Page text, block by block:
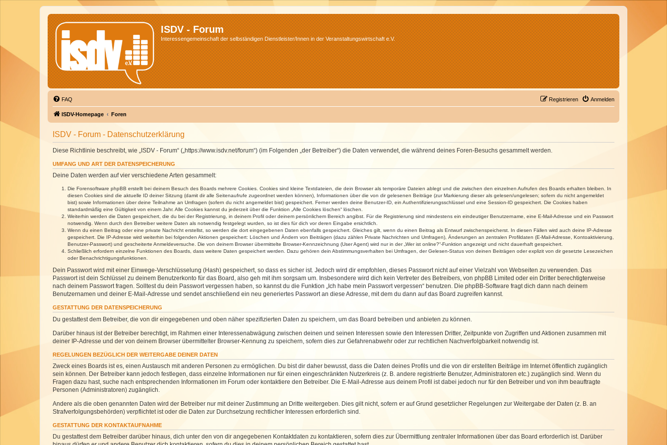
ISDV - Forum
Interessengemeinschaft der selbständigen Dienstleister/Innen in der Veranstaltungswirtschaft e.V.
FAQ Anmelden
Registrieren
ISDV-Homepage Foren
ISDV - Forum - Datenschutzerklärung
Diese Richtlinie beschreibt, wie „ISDV - Forum“ („https://www.isdv.net/forum“) (im Folgenden „der Betreiber“) die Daten verwendet, die während deines Foren-Besuchs gesammelt werden.
UMFANG UND ART DER DATENSPEICHERUNG
Deine Daten werden auf vier verschiedene Arten gesammelt:
Die Forensoftware phpBB erstellt bei deinem Besuch des Boards mehrere Cookies. Cookies sind kleine Textdateien, die dein Browser als temporäre Dateien ablegt und die zwischen den einzelnen Aufrufen des Boards erhalten bleiben. In
diesen Cookies sind die aktuelle ID deiner Sitzung (damit dir alle Seitenaufrufe zugeordnet werden können), Informationen über die von dir gelesenen Beiträge (zur Markierung dieser als gelesen/ungelesen; sofern du nicht angemeldet
bist) sowie Informationen über deine Teilnahme an Umfragen (sofern du nicht angemeldet bist) gespeichert. Ferner werden deine Benutzer-ID, ein Authentifizierungsschlüssel und eine Session-ID gespeichert. Die Cookies haben
standardmäßig eine Gültigkeit von einem Jahr. Alle Cookies kannst du jederzeit über die Funktion „Alle Cookies löschen“ löschen.
Weiterhin werden die Daten gespeichert, die du bei der Registrierung, in deinem Profil oder deinem persönlichem Bereich angibst. Für die Registrierung sind mindestens ein eindeutiger Benutzername, eine E-Mail-Adresse und ein Passwort
notwendig. Wenn durch den Betreiber weitere Daten als notwendig festgelegt wurden, so ist dies für dich vor deren Eingabe ersichtlich.
Wenn du einen Beitrag oder eine private Nachricht erstellst, so werden die dort eingegebenen Daten ebenfalls gespeichert. Gleiches gilt, wenn du einen Beitrag als Entwurf zwischenspeicherst. In diesen Fällen wird auch deine IP-Adresse
gespeichert. Die IP-Adresse wird weiterhin bei folgenden Aktionen gespeichert: Löschen und Ändern von Beiträgen (dazu zählen Private Nachrichten und Umfragen), Änderungen an zentralen Profildaten (E-Mail-Adresse, Kontoaktivierung,
Benutzer-Passwort) und gescheiterte Anmeldeversuche. Die von deinem Browser übermittelte Browser-Kennzeichnung (User Agent) wird nur in der „Wer ist online?“-Funktion angezeigt und nicht dauerhaft gespeichert.
Schließlich erfordern einzelne Funktionen des Boards, dass weitere Daten gespeichert werden. Dazu gehören dein Abstimmungsverhalten bei Umfragen, der Gelesen-Status von deinen Beiträgen oder explizit von dir gesetzte Lesezeichen
oder Benachrichtigungsfunktionen.
Dein Passwort wird mit einer Einwege-Verschlüsselung (Hash) gespeichert, so dass es sicher ist. Jedoch wird dir empfohlen, dieses Passwort nicht auf einer Vielzahl von Webseiten zu verwenden. Das
Passwort ist dein Schlüssel zu deinem Benutzerkonto für das Board, also geh mit ihm sorgsam um. Insbesondere wird dich kein Vertreter des Betreibers, von phpBB Limited oder ein Dritter berechtigterweise
nach deinem Passwort fragen. Solltest du dein Passwort vergessen haben, so kannst du die Funktion „Ich habe mein Passwort vergessen“ benutzen. Die phpBB-Software fragt dich dann nach deinem
Benutzernamen und deiner E-Mail-Adresse und sendet anschließend ein neu generiertes Passwort an diese Adresse, mit dem du dann auf das Board zugreifen kannst.
GESTATTUNG DER DATENSPEICHERUNG
Du gestattest dem Betreiber, die von dir eingegebenen und oben näher spezifizierten Daten zu speichern, um das Board betreiben und anbieten zu können.
Darüber hinaus ist der Betreiber berechtigt, im Rahmen einer Interessenabwägung zwischen deinen und seinen Interessen sowie den Interessen Dritter, Zeitpunkte von Zugriffen und Aktionen zusammen mit
deiner IP-Adresse und der von deinem Browser übermittelter Browser-Kennung zu speichern, sofern dies zur Gefahrenabwehr oder zur rechtlichen Nachverfolgbarkeit notwendig ist.
REGELUNGEN BEZÜGLICH DER WEITERGABE DEINER DATEN
Zweck eines Boards ist es, einen Austausch mit anderen Personen zu ermöglichen. Du bist dir daher bewusst, dass die Daten deines Profils und die von dir erstellten Beiträge im Internet öffentlich zugänglich
sein können. Der Betreiber kann jedoch festlegen, dass einzelne Informationen nur für einen eingeschränkten Nutzerkreis (z. B. andere registrierte Benutzer, Administratoren etc.) zugänglich sind. Wenn du
Fragen dazu hast, suche nach entsprechenden Informationen im Forum oder kontaktiere den Betreiber. Die E-Mail-Adresse aus deinem Profil ist dabei jedoch nur für den Betreiber und von ihm beauftragte
Personen (Administratoren) zugänglich.
Andere als die oben genannten Daten wird der Betreiber nur mit deiner Zustimmung an Dritte weitergeben. Dies gilt nicht, sofern er auf Grund gesetzlicher Regelungen zur Weitergabe der Daten (z. B. an
Strafverfolgungsbehörden) verpflichtet ist oder die Daten zur Durchsetzung rechtlicher Interessen erforderlich sind.
GESTATTUNG DER KONTAKTAUFNAHME
Du gestattest dem Betreiber darüber hinaus, dich unter den von dir angegebenen Kontaktdaten zu kontaktieren, sofern dies zur Übermittlung zentraler Informationen über das Board erforderlich ist. Darüber